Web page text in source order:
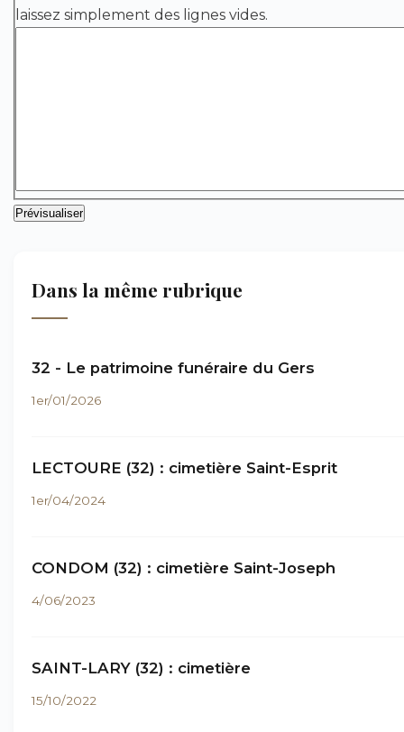
laissez simplement des lignes vides.
Dans la même rubrique
32 - Le patrimoine funéraire du Gers
1er/01/2026
LECTOURE (32) : cimetière Saint-Esprit
1er/04/2024
CONDOM (32) : cimetière Saint-Joseph
4/06/2023
SAINT-LARY (32) : cimetière
15/10/2022